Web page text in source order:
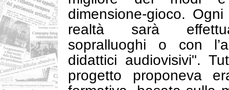
dimensione-gioco.
realtà sarà
sopralluoghi o con
didattici audiovisivi".
progetto proponeva